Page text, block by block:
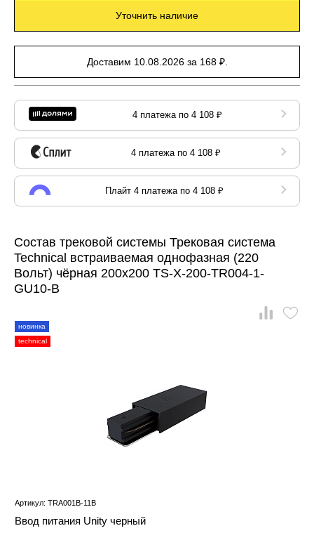
Уточнить наличие
Доставим 10.08.2026 за 168 ₽.
4 платежа по 4 108 ₽
4 платежа по 4 108 ₽
Плайт 4 платежа по 4 108 ₽
Состав трековой системы Трековая система
Technical встраиваемая однофазная (220
Вольт) чёрная 200x200 TS-X-200-TR004-1-
GU10-B
новинка
technical
Артикул: TRA001B-11B
Ввод питания Unity черный